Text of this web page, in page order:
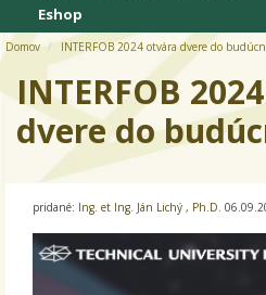
Eshop
Domov INTERFOB 2024 otvára dvere do
INTERFOB
dvere do
pridané: Ing. et Ing. Ján Lichý , Ph.D.